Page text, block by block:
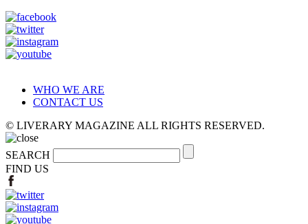
WHO WE ARE
CONTACT US
© LIVERARY MAGAZINE ALL RIGHTS RESERVED.
SEARCH
FIND US